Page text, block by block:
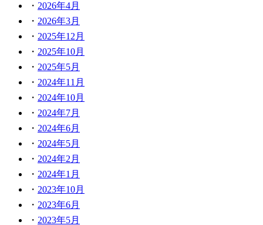
2026年4月
2026年3月
2025年12月
2025年10月
2025年5月
2024年11月
2024年10月
2024年7月
2024年6月
2024年5月
2024年2月
2024年1月
2023年10月
2023年6月
2023年5月